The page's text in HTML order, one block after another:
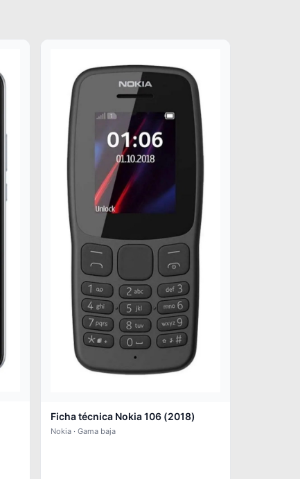
Ficha técnica Nokia 106 (2018)
Nokia · Gama baja